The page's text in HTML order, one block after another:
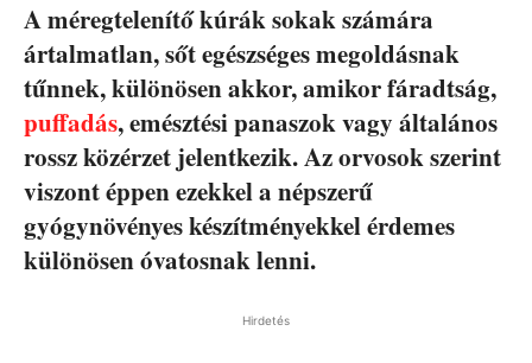
A méregtelenítő kúrák sokak számára
ártalmatlan, sőt egészséges megoldásnak
tűnnek, különösen akkor, amikor fáradtság,
puffadás, emésztési panaszok vagy általános
rossz közérzet jelentkezik. Az orvosok szerint
viszont éppen ezekkel a népszerű
gyógynövényes készítményekkel érdemes
különösen óvatosnak lenni.
Hirdetés